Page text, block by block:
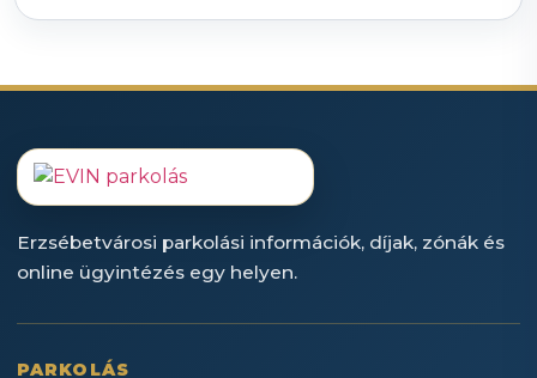
Erzsébetvárosi parkolási információk, díjak, zónák és
online ügyintézés egy helyen.
PARKOLÁS